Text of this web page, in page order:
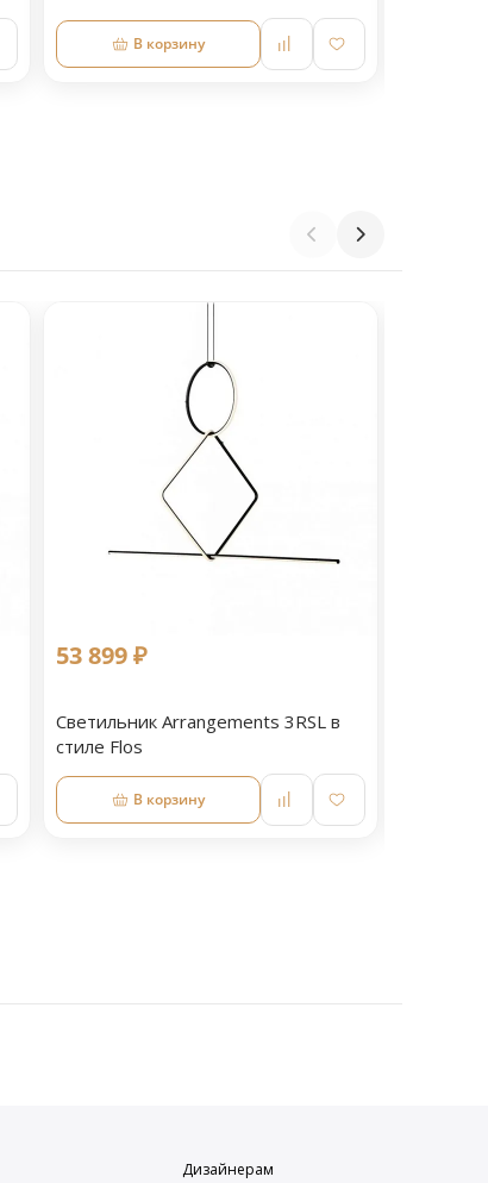
В корзину
53 899 ₽
Светильник Arrangements 3RSL в
стиле Flos
В корзину
Дизайнерам